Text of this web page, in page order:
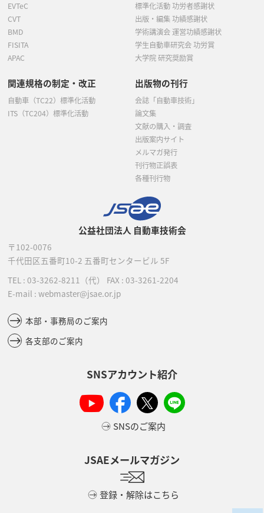
公益社団法人 自動車技術会
〒102-0076
千代田区五番町10-2 五番町センタービル 5F
TEL : 03-3262-8211 （代） FAX : 03-3261-2204
E-mail : webmaster@jsae.or.jp
本部・事務局のご案内
各支部のご案内
SNSアカウント紹介
SNSのご案内
JSAEメールマガジン
登録・解除はこちら
EVTeC
CVT
BMD
FISITA
APAC
標準化活動 功労者感謝状
出版・編集 功績感謝状
学術講演会 運営功績感謝状
学生自動車研究会 功労賞
大学院 研究奨励賞
関連規格の制定・改正
自動車（TC22）標準化活動
ITS（TC204）標準化活動
出版物の刊行
会誌「自動車技術」
論文集
文献の購入・調査
出版案内サイト
メルマガ発行
刊行物正誤表
各種刊行物